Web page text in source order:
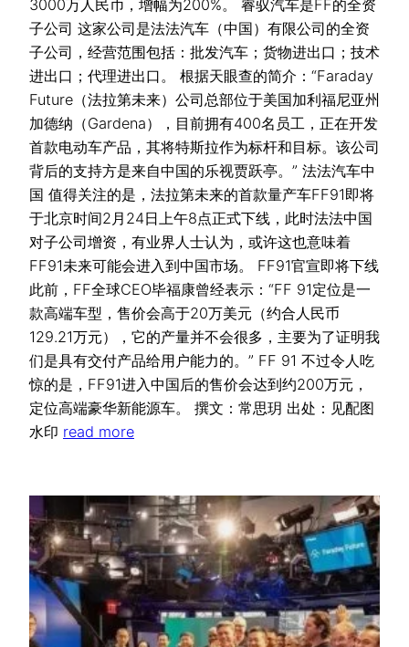
3000万人民币，增幅为200%。 睿驭汽车是FF的全资
子公司 这家公司是法法汽车（中国）有限公司的全资
子公司，经营范围包括：批发汽车；货物进出口；技术
进出口；代理进出口。 根据天眼查的简介：“Faraday
Future（法拉第未来）公司总部位于美国加利福尼亚州
加德纳（Gardena），目前拥有400名员工，正在开发
首款电动车产品，其将特斯拉作为标杆和目标。该公司
背后的支持方是来自中国的乐视贾跃亭。” 法法汽车中
国 值得关注的是，法拉第未来的首款量产车FF91即将
于北京时间2月24日上午8点正式下线，此时法法中国
对子公司增资，有业界人士认为，或许这也意味着
FF91未来可能会进入到中国市场。 FF91官宣即将下线
此前，FF全球CEO毕福康曾经表示：“FF 91定位是一
款高端车型，售价会高于20万美元（约合人民币
129.21万元），它的产量并不会很多，主要为了证明我
们是具有交付产品给用户能力的。” FF 91 不过令人吃
惊的是，FF91进入中国后的售价会达到约200万元，
定位高端豪华新能源车。 撰文：常思玥 出处：见配图
水印 read more